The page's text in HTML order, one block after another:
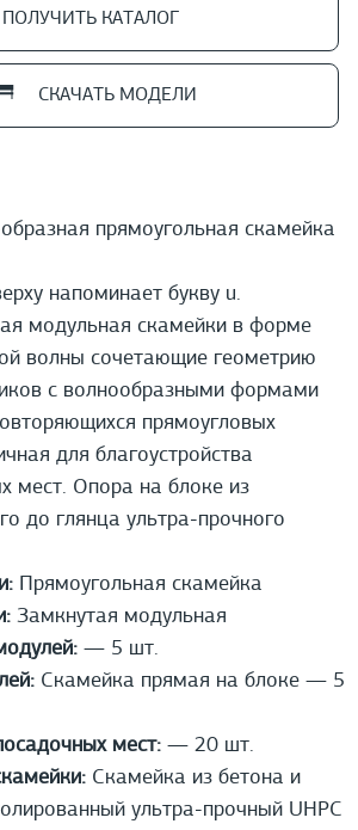
ПОЛУЧИТЬ КАТАЛОГ
СКАЧАТЬ МОДЕЛИ
прямоугольная скамейка
напоминает букву u.
модульная скамейки в форме
волны сочетающие геометрию
с волнообразными формами
прямоугловых
для благоустройства
мест. Опора на блоке из
до глянца ультра-прочного
Прямоугольная скамейка
Замкнутая модульная
— 5 шт.
Скамейка прямая на блоке — 5
мест: — 20 шт.
Скамейка из бетона и
ультра-прочный UHPС